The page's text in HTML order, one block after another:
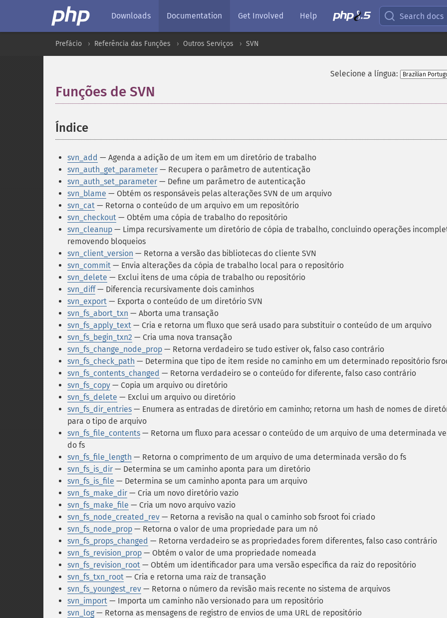
Downloads Documentation Get Involved Help Search docs
Prefácio Referência das Funções Outros Serviços SVN
Selecione a língua:
Funções de SVN
Índice
svn_add — Agenda a adição de um item em um diretório de trabalho
svn_auth_get_parameter — Recupera o parâmetro de autenticação
svn_auth_set_parameter — Define um parâmetro de autenticação
svn_blame — Obtém os responsáveis pelas alterações SVN de um arquivo
svn_cat — Retorna o conteúdo de um arquivo em um repositório
svn_checkout — Obtém uma cópia de trabalho do repositório
svn_cleanup — Limpa recursivamente um diretório de cópia de trabalho, concluindo operações
removendo bloqueios
svn_client_version — Retorna a versão das bibliotecas do cliente SVN
svn_commit — Envia alterações da cópia de trabalho local para o repositório
svn_delete — Exclui itens de uma cópia de trabalho ou repositório
svn_diff— Diferencia recursivamente dois caminhos
svn_export — Exporta o conteúdo de um diretório SVN
svn_fs_abort_txn — Aborta uma transação
svn_fs_apply_text — Cria e retorna um fluxo que será usado para substituir o conteúdo de um arquivo
svn_fs_begin_txn2 — Cria uma nova transação
svn_fs_change_node_prop — Retorna verdadeiro se tudo estiver ok, falso caso contrário
svn_fs_check_path — Determina que tipo de item reside no caminho em um determinado repositório
svn_fs_contents_changed — Retorna verdadeiro se o conteúdo for diferente, falso caso contrário
svn_fs_copy — Copia um arquivo ou diretório
svn_fs_delete — Exclui um arquivo ou diretório
svn_fs_dir_entries — Enumera as entradas de diretório em caminho; retorna um hash de nomes de
para o tipo de arquivo
svn_fs_file_contents — Retorna um fluxo para acessar o conteúdo de um arquivo de uma determinada
do fs
svn_fs_file_length — Retorna o comprimento de um arquivo de uma determinada versão do fs
svn_fs_is_dir — Determina se um caminho aponta para um diretório
svn_fs_is_file — Determina se um caminho aponta para um arquivo
svn_fs_make_dir — Cria um novo diretório vazio
svn_fs_make_file — Cria um novo arquivo vazio
svn_fs_node_created_rev — Retorna a revisão na qual o caminho sob fsroot foi criado
svn_fs_node_prop — Retorna o valor de uma propriedade para um nó
svn_fs_props_changed — Retorna verdadeiro se as propriedades forem diferentes, falso caso contrário
svn_fs_revision_prop — Obtém o valor de uma propriedade nomeada
svn_fs_revision_root — Obtém um identificador para uma versão específica da raiz do repositório
svn_fs_txn_root — Cria e retorna uma raiz de transação
svn_fs_youngest_rev — Retorna o número da revisão mais recente no sistema de arquivos
svn_import — Importa um caminho não versionado para um repositório
svn_log — Retorna as mensagens de registro de envios de uma URL de repositório